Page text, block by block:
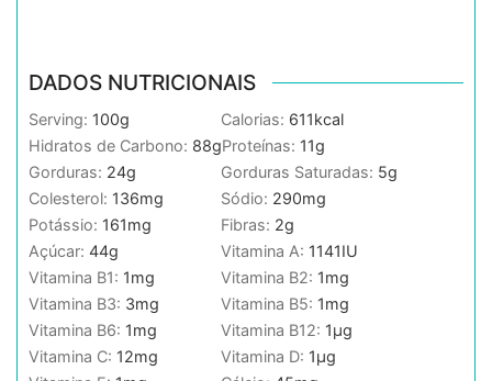
DADOS NUTRICIONAIS
Serving: 100g Calorias: 611kcal
Hidratos de Carbono: 88gProteínas: 11g
Gorduras: 24g Gorduras Saturadas: 5g
Colesterol: 136mg Sódio: 290mg
Potássio: 161mg Fibras: 2g
Açúcar: 44g Vitamina A: 1141IU
Vitamina B1: 1mg Vitamina B2: 1mg
Vitamina B3: 3mg Vitamina B5: 1mg
Vitamina B6: 1mg Vitamina B12: 1µg
Vitamina C: 12mg Vitamina D: 1µg